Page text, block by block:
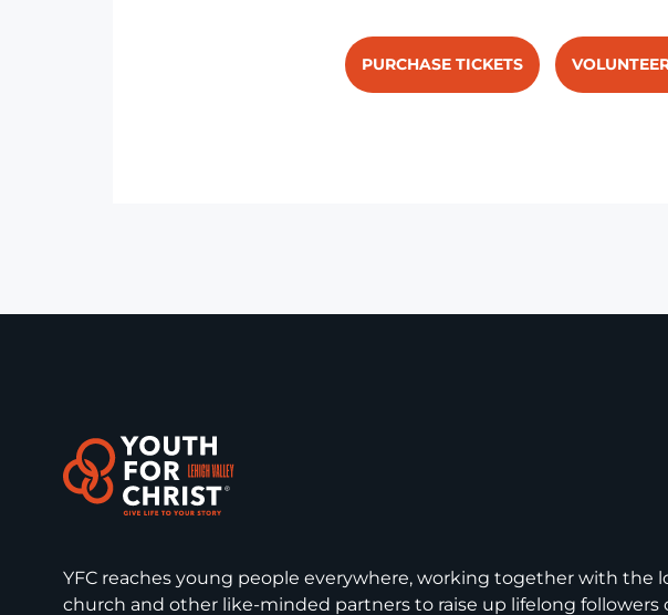
PURCHASE TICKETS
YFC reaches young people everywhere, working together with the
church and other like-minded partners to raise up lifelong followers